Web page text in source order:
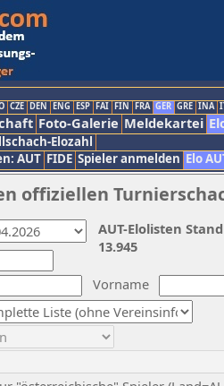
CZE DEN ENG ESP FAI FIN FRA GER GRE INA
Foto-Galerie Meldekartei
Elozahl
AUT FIDE Spieler anmelden Elo
offiziellen
Vorname
AUT-Elolisten
13.945